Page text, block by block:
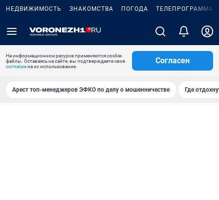
НЕДВИЖИМОСТЬ ЗНАКОМСТВА ПОГОДА ТЕЛЕПРОГРАММА
На информационном ресурсе применяются cookie-
файлы. Оставаясь на сайте, вы подтверждаете свое
согласиена их использование.
Согласен
Арест топ-менеджеров ЭФКО по делу о мошенничестве Где